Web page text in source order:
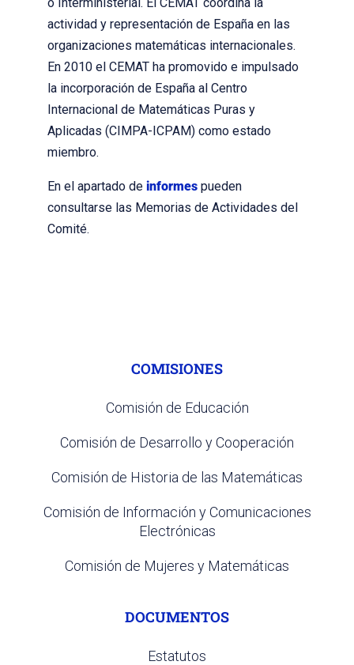
actividad y representación de España en las
organizaciones matemáticas internacionales.
En 2010 el CEMAT ha promovido e impulsado
la incorporación de España al Centro
Internacional de Matemáticas Puras y
Aplicadas (CIMPA-ICPAM) como estado
miembro.
En el apartado de informes pueden
consultarse las Memorias de Actividades del
Comité.
COMISIONES
Comisión de Educación
Comisión de Desarrollo y Cooperación
Comisión de Historia de las Matemáticas
Comisión de Información y Comunicaciones
Electrónicas
Comisión de Mujeres y Matemáticas
DOCUMENTOS
Estatutos